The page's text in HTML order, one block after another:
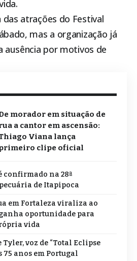
atrações do Festival
mas a organização já
ausência por motivos de
morador em situação de
a cantor em ascensão:
Viana lança
clipe oficial
confirmado na 28ª
de Itapipoca
em Fortaleza viraliza ao
oportunidade para
vida
voz de “Total Eclipse
75 anos em Portugal